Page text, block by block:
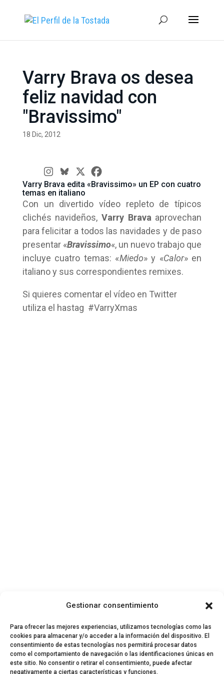
Gestionar consentimiento
Para ofrecer las mejores experiencias, utilizamos tecnologías como las
cookies para almacenar y/o acceder a la información del dispositivo. El
consentimiento de estas tecnologías nos permitirá procesar datos
como el comportamiento de navegación o las identificaciones únicas en
este sitio. No consentir o retirar el consentimiento, puede afectar
negativamente a ciertas características y funciones.
Varry Brava os desea
feliz navidad con
"Bravissimo"
18 Dic, 2012
Varry Brava edita «Bravissimo» un EP con cuatro
temas en italiano
Con un divertido vídeo repleto de típicos
clichés navideños, Varry Brava aprovechan
para felicitar a todos las navidades y de paso
presentar «Bravissimo«, un nuevo trabajo que
incluye cuatro temas: «Miedo» y «Calor» en
italiano y sus correspondientes remixes.
Si quieres comentar el vídeo en Twitter
utiliza el hastag #VarryXmas